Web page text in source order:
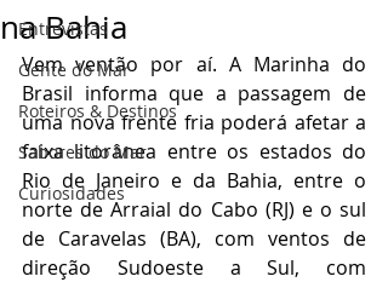
Entrevistas
Gente do Mar
Roteiros & Destinos
Sabores do Mar
Curiosidades
na Bahia
Vem ventão por aí. A Marinha do
Brasil informa que a passagem de
uma nova frente fria poderá afetar a
faixa litorânea entre os estados do
Rio de Janeiro e da Bahia, entre o
norte de Arraial do Cabo (RJ) e o sul
de Caravelas (BA), com ventos de
direção Sudoeste a Sul, com